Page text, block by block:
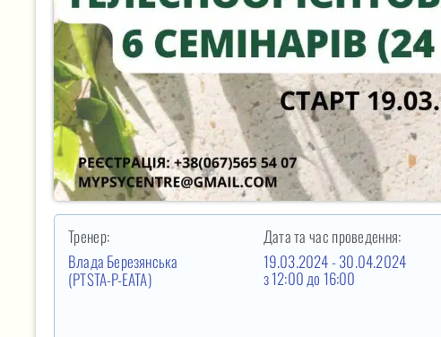
Тренер:
Влада Березянська
(PTSTA-P-EATA)
Дата та час проведення:
19.03.2024 - 30.04.2024
з 12:00 до 16:00